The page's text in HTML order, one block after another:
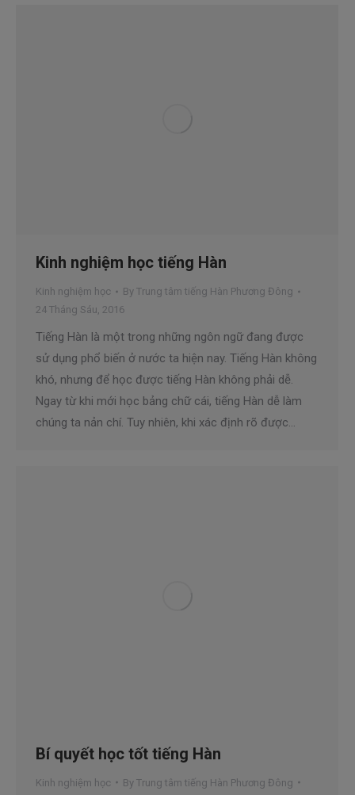
Kinh nghiệm học tiếng Hàn
Kinh nghiệm học By Trung tâm tiếng Hàn Phương Đông
24 Tháng Sáu, 2016
Tiếng Hàn là một trong những ngôn ngữ đang được
sử dụng phổ biến ở nước ta hiện nay. Tiếng Hàn không
khó, nhưng để học được tiếng Hàn không phải dễ.
Ngay từ khi mới học bảng chữ cái, tiếng Hàn dễ làm
chúng ta nản chí. Tuy nhiên, khi xác định rõ được…
Bí quyết học tốt tiếng Hàn
Kinh nghiệm học By Trung tâm tiếng Hàn Phương Đông